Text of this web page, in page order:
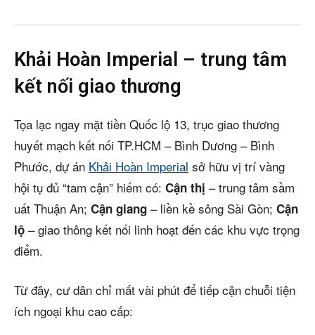
Khải Hoàn Imperial – trung tâm
kết nối giao thương
Tọa lạc ngay mặt tiền Quốc lộ 13, trục giao thương
huyết mạch kết nối TP.HCM – Bình Dương – Bình
Phước, dự án Khải Hoàn Imperial sở hữu vị trí vàng
hội tụ đủ “tam cận” hiếm có: Cận thị – trung tâm sầm
uất Thuận An; Cận giang – liền kề sông Sài Gòn; Cận
lộ – giao thông kết nối linh hoạt đến các khu vực trọng
điểm.
Từ đây, cư dân chỉ mất vài phút để tiếp cận chuỗi tiện
ích ngoại khu cao cấp: